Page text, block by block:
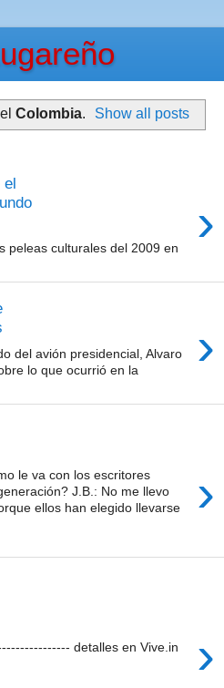
Colombia. Show all posts
el
›
peleas culturales del 2009 en
›
del avión presidencial, Alvaro
lo que ocurrió en la
›
le va con los escritores
J.B.: No me llevo
ellos han elegido llevarse
›
detalles en Vive.in